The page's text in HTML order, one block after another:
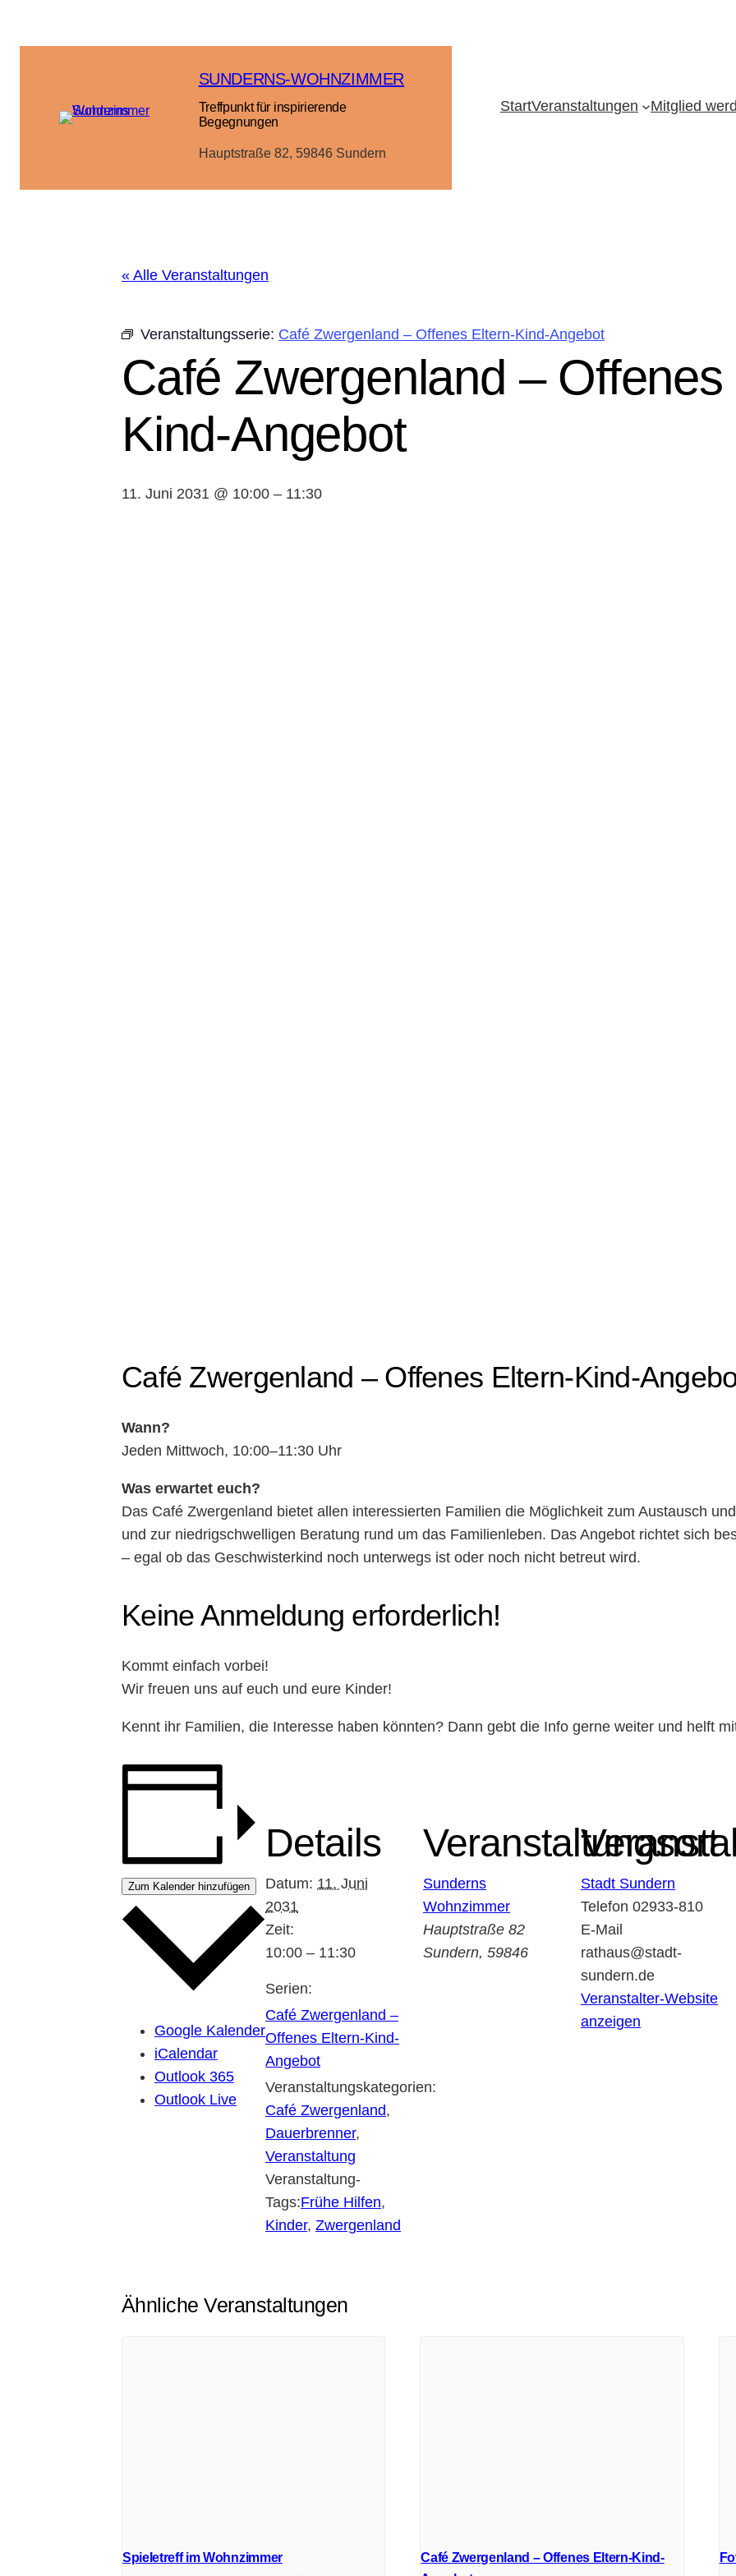
SUNDERNS-WOHNZIMMER
Treffpunkt für inspirierende
Begegnungen
Hauptstraße 82, 59846 Sundern
StartVeranstaltungen Mitglied
« Alle Veranstaltungen
Veranstaltungsserie: Café Zwergenland – Offenes Eltern-Kind-Angebot
Café Zwergenland –
Kind-Angebot
11. Juni 2031 @ 10:00 – 11:30
Café Zwergenland – Offenes Eltern-Kind-
Wann?
Jeden Mittwoch, 10:00–11:30 Uhr
Was erwartet euch?
Das Café Zwergenland bietet allen interessierten Familien die Möglichkeit zum Austausch
und zur niedrigschwelligen Beratung rund um das Familienleben. Das Angebot richtet sich
– egal ob das Geschwisterkind noch unterwegs ist oder noch nicht betreut wird.
Keine Anmeldung erforderlich!
Kommt einfach vorbei!
Wir freuen uns auf euch und eure Kinder!
Kennt ihr Familien, die Interesse haben könnten? Dann gebt die Info gerne weiter und helft
Zum Kalender hinzufügen
Google Kalender
iCalendar
Outlook 365
Outlook Live
Details
Datum: 11. Juni
2031
Zeit:
10:00 – 11:30
Serien:
Café Zwergenland –
Offenes Eltern-Kind-
Angebot
Veranstaltungskategorien:
Café Zwergenland,
Dauerbrenner,
Veranstaltung
Veranstaltung-
Tags:Frühe Hilfen,
Kinder, Zwergenland
Veranstaltungsort
Sunderns
Wohnzimmer
Hauptstraße 82
Sundern, 59846
Stadt Sundern
Telefon 02933-810
E-Mail
rathaus@stadt-
sundern.de
Veranstalter-Website
anzeigen
Ähnliche Veranstaltungen
Spieletreff im Wohnzimmer
Café Zwergenland – Offenes Eltern-Kind-